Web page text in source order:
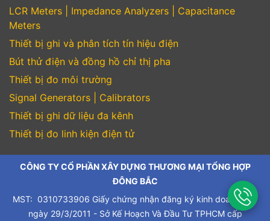
LCR Meters | Impedance Analyzers | Capacitance
Meters
Thiết bị ghi và phân tích tín hiệu điện
Bút thử điện và đồng hồ chỉ thị pha
Thiết bị đo môi trường
Signal Generators | Calibrators
Thiết bị ghi dữ liệu đa kênh
Thiết bị đo linh kiện điện tử
CÔNG TY CỔ PHẦN XÂY DỰNG THƯƠNG MẠI TỔNG HỢP
ĐÔNG BẮC
MST: 0310733906 Giấy chứng nhận đăng ký kinh doanh cấp
ngày 29/3/2011 - Sở Kế Hoạch Và Đầu Tư TPHCM cấp